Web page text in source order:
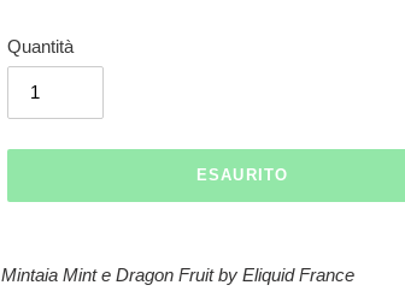
Quantità
ESAURITO
del
Mintaia Mint e Dragon Fruit by Eliquid France